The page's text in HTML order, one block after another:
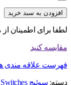
افزودن به سبد خرید
لطفا برای اطمینان
مقایسه کنید
فهرست علاقه مندی
دسته: سوئیچ Switches